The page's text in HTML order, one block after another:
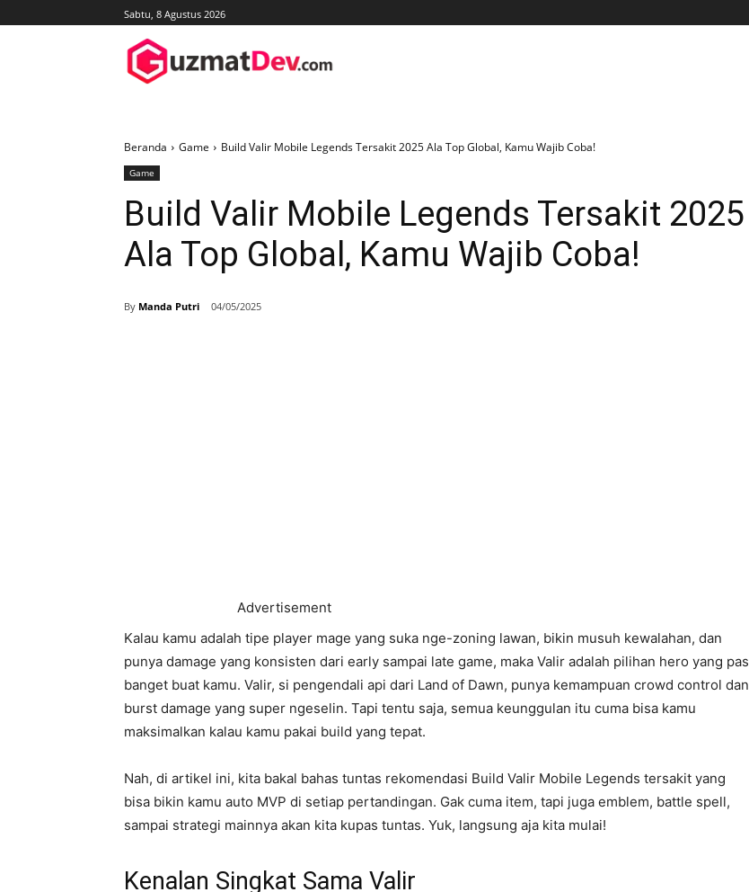
Sabtu, 8 Agustus 2026
Beranda Game Build Valir Mobile Legends Tersakit 2025 Ala Top Global, Kamu Wajib Coba!
Game
Build Valir Mobile Legends Tersakit 2025
Ala Top Global, Kamu Wajib Coba!
By Manda Putri 04/05/2025
Advertisement
Kalau kamu adalah tipe player mage yang suka nge-zoning lawan, bikin musuh kewalahan, dan
punya damage yang konsisten dari early sampai late game, maka Valir adalah pilihan hero yang pas
banget buat kamu. Valir, si pengendali api dari Land of Dawn, punya kemampuan crowd control dan
burst damage yang super ngeselin. Tapi tentu saja, semua keunggulan itu cuma bisa kamu
maksimalkan kalau kamu pakai build yang tepat.
Nah, di artikel ini, kita bakal bahas tuntas rekomendasi Build Valir Mobile Legends tersakit yang
bisa bikin kamu auto MVP di setiap pertandingan. Gak cuma item, tapi juga emblem, battle spell,
sampai strategi mainnya akan kita kupas tuntas. Yuk, langsung aja kita mulai!
Kenalan Singkat Sama Valir